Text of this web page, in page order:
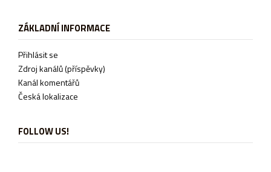
ZÁKLADNÍ INFORMACE
Přihlásit se
Zdroj kanálů (příspěvky)
Kanál komentářů
Česká lokalizace
FOLLOW US!